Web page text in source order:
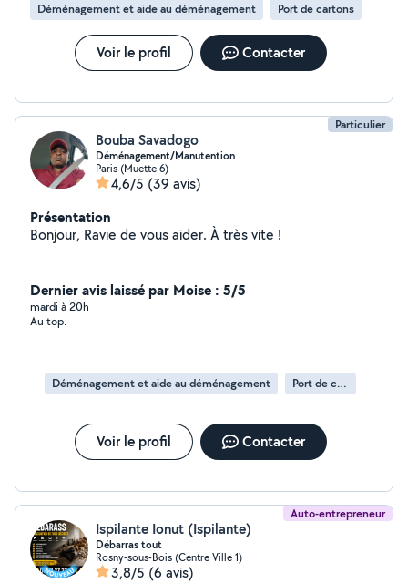
Déménagement et aide au déménagement Port de cartons
Voir le profil Contacter
Particulier
Bouba Savadogo
Déménagement/Manutention
Paris (Muette 6)
4,6/5 (39 avis)
Présentation
Bonjour, Ravie de vous aider. À très vite !
Dernier avis laissé par Moise : 5/5
mardi à 20h
Au top.
Déménagement et aide au déménagement Port de cartons
Voir le profil Contacter
Auto-entrepreneur
Ispilante Ionut (Ispilante)
Débarras tout
Rosny-sous-Bois (Centre Ville 1)
3,8/5 (6 avis)